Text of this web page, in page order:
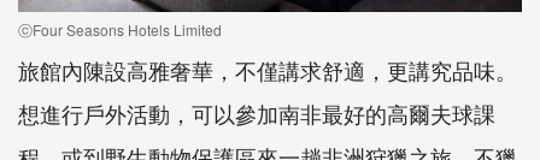
ⓒFour Seasons Hotels Limited
旅館內陳設高雅奢華，不僅講求舒適，更講究品味。
想進行戶外活動，可以參加南非最好的高爾夫球課